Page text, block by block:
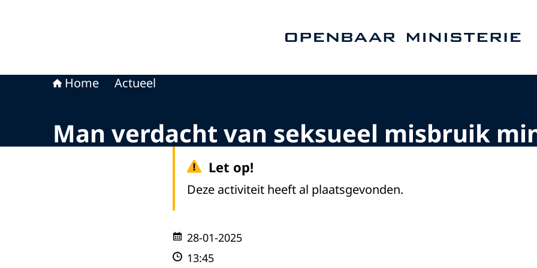
Home Actueel
Man verdacht van seksueel misbruik
Let op!
Deze activiteit heeft al plaatsgevonden.
28-01-2025
13:45